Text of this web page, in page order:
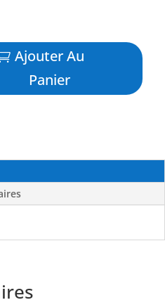
Ajouter Au
Panier